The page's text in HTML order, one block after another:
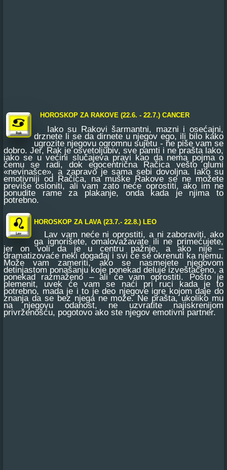
HOROSKOP ZA RAKOVE (22.6. - 22.7.) CANCER
Iako su Rakovi šarmantni, mazni i osećajni,
drznete li se da dirnete u njegov ego, ili bilo kako
ugrozite njegovu ogromnu sujetu - ne piše vam se
dobro. Jer, Rak je osvetoljubiv, sve pamti i ne prašta lako,
iako se u većini slučajeva pravi kao da nema pojma o
čemu se radi, dok egocentrična Račica vešto glumi
«nevinašce», a zapravo je sama sebi dovoljna. Iako su
emotivniji od Račica, na muške Rakove se ne možete
previše osloniti, ali vam zato neće oprostiti, ako im ne
ponudite rame za plakanje, onda kada je njima to
potrebno.
HOROSKOP ZA LAVA (23.7.- 22.8.) LEO
Lav vam neće ni oprostiti, a ni zaboraviti, ako
ga ignorišete, omalovažavate ili ne primećujete,
jer on voli da je u centru pažnje, a ako nije –
dramatizovaće neki događaj i svi će se okrenuti ka njemu.
Može vam zameriti, ako se nasmejete njegovom
detinjastom ponašanju koje ponekad deluje izveštačeno, a
ponekad razmaženo – ali će vam oprostiti. Pošto je
plemenit, uvek će vam se naći pri ruci kada je to
potrebno, mada je i to je deo njegove igre kojom daje do
znanja da se bez njega ne može. Ne prašta, ukoliko mu
na njegovu odanost, ne uzvratite najiskrenijom
privrženošću, pogotovo ako ste njegov emotivni partner.